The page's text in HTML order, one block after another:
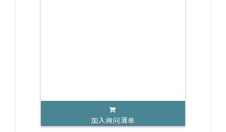
加入询问清单